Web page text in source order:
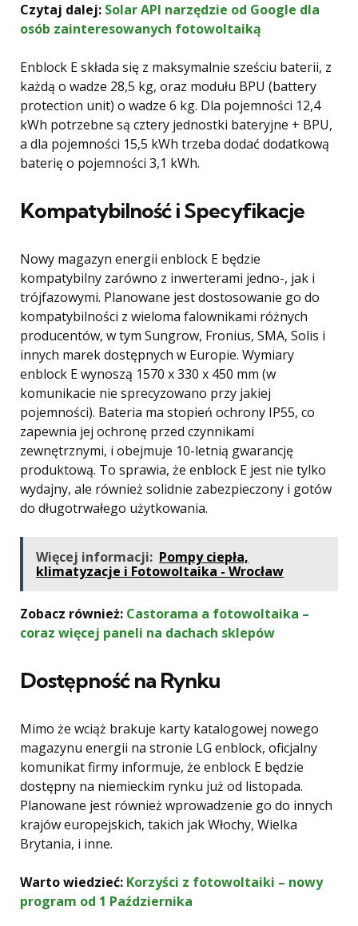
Czytaj dalej: Solar API narzędzie od Google dla
osób zainteresowanych fotowoltaiką
Enblock E składa się z maksymalnie sześciu baterii, z
każdą o wadze 28,5 kg, oraz modułu BPU (battery
protection unit) o wadze 6 kg. Dla pojemności 12,4
kWh potrzebne są cztery jednostki bateryjne + BPU,
a dla pojemności 15,5 kWh trzeba dodać dodatkową
baterię o pojemności 3,1 kWh.
Kompatybilność i Specyfikacje
Nowy magazyn energii enblock E będzie
kompatybilny zarówno z inwerterami jedno-, jak i
trójfazowymi. Planowane jest dostosowanie go do
kompatybilności z wieloma falownikami różnych
producentów, w tym Sungrow, Fronius, SMA, Solis i
innych marek dostępnych w Europie. Wymiary
enblock E wynoszą 1570 x 330 x 450 mm (w
komunikacie nie sprecyzowano przy jakiej
pojemności). Bateria ma stopień ochrony IP55, co
zapewnia jej ochronę przed czynnikami
zewnętrznymi, i obejmuje 10-letnią gwarancję
produktową. To sprawia, że enblock E jest nie tylko
wydajny, ale również solidnie zabezpieczony i gotów
do długotrwałego użytkowania.
Więcej informacji: Pompy ciepła,
klimatyzacje i Fotowoltaika - Wrocław
Zobacz również: Castorama a fotowoltaika –
coraz więcej paneli na dachach sklepów
Dostępność na Rynku
Mimo że wciąż brakuje karty katalogowej nowego
magazynu energii na stronie LG enblock, oficjalny
komunikat firmy informuje, że enblock E będzie
dostępny na niemieckim rynku już od listopada.
Planowane jest również wprowadzenie go do innych
krajów europejskich, takich jak Włochy, Wielka
Brytania, i inne.
Warto wiedzieć: Korzyści z fotowoltaiki – nowy
program od 1 Października